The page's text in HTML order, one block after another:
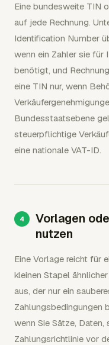
Eine bundesweite TIN
auf jede Rechnung.
Identification Number
wenn ein Zahler sie für
benötigt, und
eine TIN nur, wenn
Bundesstaatsebene
steuerpflichtige
eine nationale VAT-ID.
Vorlagen
nutzen
Eine Vorlage reicht für
kleinen Stapel
aus, der nur ein
Zahlungsbedingungen
wenn Sie Sätze,
Zahlungsrichtlinie vor